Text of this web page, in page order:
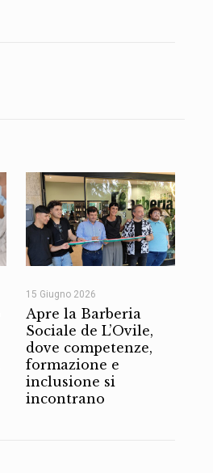
15 Giugno 2026
Apre la Barberia
Sociale de L’Ovile,
dove competenze,
formazione e
inclusione si
incontrano